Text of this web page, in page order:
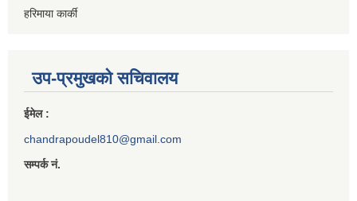
हरिमाया कार्की
उप-प्रमुखको सचिवालय
ईमेल :
chandrapoudel810@gmail.com
सम्पर्क नं.